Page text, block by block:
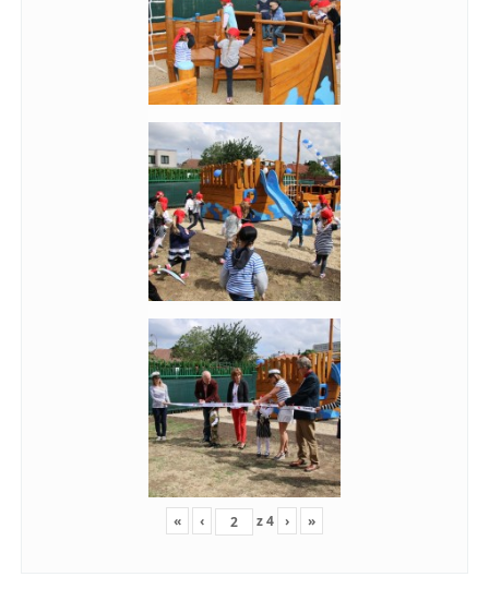
« ‹ z4 › »